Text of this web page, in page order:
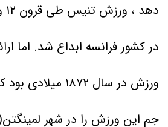
دهد ، ورزش تنیس طی قرون ۱۲
در کشور فرانسه ابداع شد. اما
ورزش در سال ۱۸۷۲ میلادی بود
جم این ورزش را در شهر لمینگتن